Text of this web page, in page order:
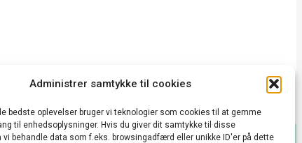
Administrer samtykke til cookies
bedste oplevelser bruger vi teknologier som cookies til at gemme
til enhedsoplysninger. Hvis du giver dit samtykke til disse
vi behandle data som f.eks. browsingadfærd eller unikke ID'er på dette